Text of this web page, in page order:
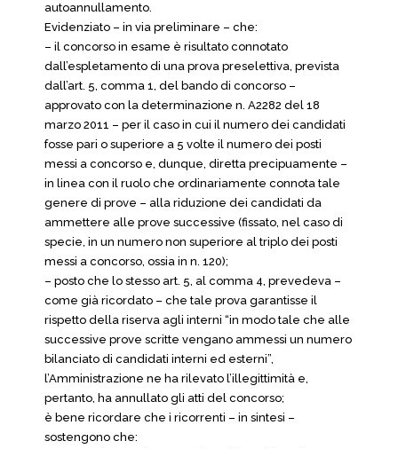
autoannullamento.
Evidenziato – in via preliminare – che:
– il concorso in esame è risultato connotato
dall’espletamento di una prova preselettiva, prevista
dall’art. 5, comma 1, del bando di concorso –
approvato con la determinazione n. A2282 del 18
marzo 2011 – per il caso in cui il numero dei candidati
fosse pari o superiore a 5 volte il numero dei posti
messi a concorso e, dunque, diretta precipuamente –
in linea con il ruolo che ordinariamente connota tale
genere di prove – alla riduzione dei candidati da
ammettere alle prove successive (fissato, nel caso di
specie, in un numero non superiore al triplo dei posti
messi a concorso, ossia in n. 120);
– posto che lo stesso art. 5, al comma 4, prevedeva –
come già ricordato – che tale prova garantisse il
rispetto della riserva agli interni “in modo tale che alle
successive prove scritte vengano ammessi un numero
bilanciato di candidati interni ed esterni”,
l’Amministrazione ne ha rilevato l’illegittimità e,
pertanto, ha annullato gli atti del concorso;
è bene ricordare che i ricorrenti – in sintesi –
sostengono che: